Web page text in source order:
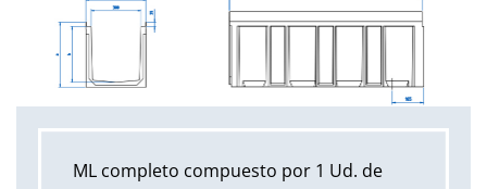
ML completo compuesto por 1 Ud. de